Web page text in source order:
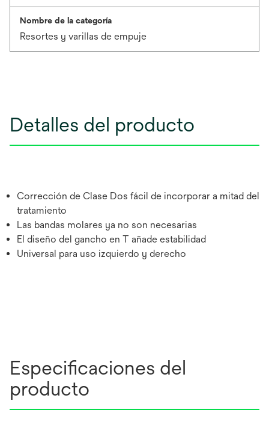
Nombre de la categoría
Resortes y varillas de empuje
Detalles del producto
Corrección de Clase Dos fácil de incorporar a mitad del
tratamiento
Las bandas molares ya no son necesarias
El diseño del gancho en T añade estabilidad
Universal para uso izquierdo y derecho
Especificaciones del
producto